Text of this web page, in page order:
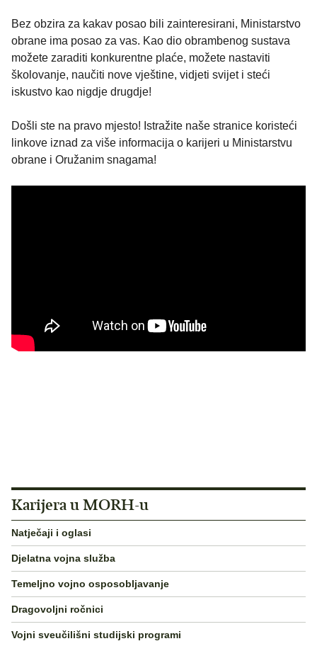
Bez obzira za kakav posao bili zainteresirani, Ministarstvo
obrane ima posao za vas. Kao dio obrambenog sustava
možete zaraditi konkurentne plaće, možete nastaviti
školovanje, naučiti nove vještine, vidjeti svijet i steći
iskustvo kao nigdje drugdje!
Došli ste na pravo mjesto! Istražite naše stranice koristeći
linkove iznad za više informacija o karijeri u Ministarstvu
obrane i Oružanim snagama!
Karijera u MORH-u
Natječaji i oglasi
Djelatna vojna služba
Temeljno vojno osposobljavanje
Dragovoljni ročnici
Vojni sveučilišni studijski programi